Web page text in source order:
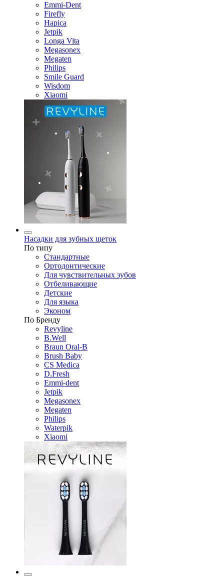
Emmi-Dent
Firefly
Hapica
Jetpik
Longa Vita
Megasonex
Megaten
Philips
Smile Guard
Wisdom
Xiaomi
Насадки для зубных щеток
По типу
Стандартные
Ортодонтические
Для чувствительных зубов
Отбеливающие
Детские
Для языка
Эконом
По Бренду
Revyline
B.Well
Braun Oral-B
Brush Baby
CS Medica
D.Fresh
Emmi-dent
Jetpik
Megasonex
Megaten
Philips
Waterpik
Xiaomi